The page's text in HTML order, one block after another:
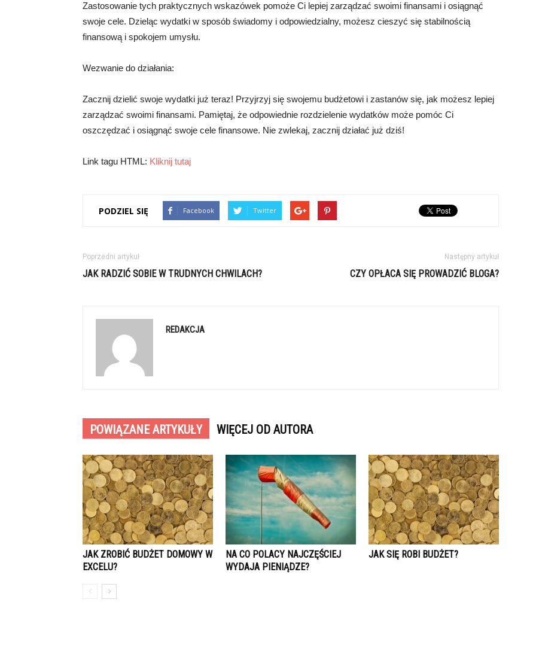
Zastosowanie tych praktycznych wskazówek pomoże Ci lepiej zarządzać swoimi finansami i osiągnąć
swoje cele. Dzieląc wydatki w sposób świadomy i odpowiedzialny, możesz cieszyć się stabilnością
finansową i spokojem umysłu.
Wezwanie do działania:
Zacznij dzielić swoje wydatki już teraz! Przyjrzyj się swojemu budżetowi i zastanów się, jak możesz lepiej
zarządzać swoimi finansami. Pamiętaj, że odpowiednie rozdzielenie wydatków może pomóc Ci
oszczędzać i osiągnąć swoje cele finansowe. Nie zwlekaj, zacznij działać już dziś!
Link tagu HTML: Kliknij tutaj
PODZIEL SIĘ Facebook Twitter
Poprzedni artykuł
JAK RADZIĆ SOBIE W TRUDNYCH CHWILACH?
Następny artykuł
CZY OPŁACA SIĘ PROWADZIĆ BLOGA?
REDAKCJA
POWIĄZANE ARTYKUŁY WIĘCEJ OD AUTORA
JAK ZROBIĆ BUDŻET DOMOWY W
EXCELU?
NA CO POLACY NAJCZĘŚCIEJ
WYDAJA PIENIĄDZE?
JAK SIĘ ROBI BUDŻET?